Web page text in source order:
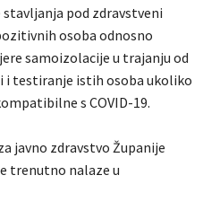
pod zdravstveni
osoba odnosno
samoizolacije u trajanju od
i testiranje istih osoba ukoliko
s COVID-19.
javno zdravstvo Županije
trenutno nalaze u